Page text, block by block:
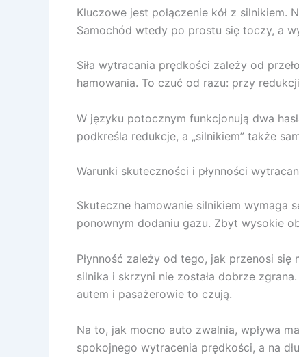
Kluczowe jest połączenie kół z silnikiem.
Samochód wtedy po prostu się toczy, a
Siła wytracania prędkości zależy od
hamowania. To czuć od razu: przy
W języku potocznym funkcjonują dwa
podkreśla redukcje, a „silnikiem” także
Warunki skuteczności i płynności
Skuteczne hamowanie silnikiem wymaga
ponownym dodaniu gazu. Zbyt wysokie
Płynność zależy od tego, jak przenosi
silnika i skrzyni nie została dobrze
autem i pasażerowie to czują.
Na to, jak mocno auto zwalnia, wpływa
spokojnego wytracenia prędkości, a na